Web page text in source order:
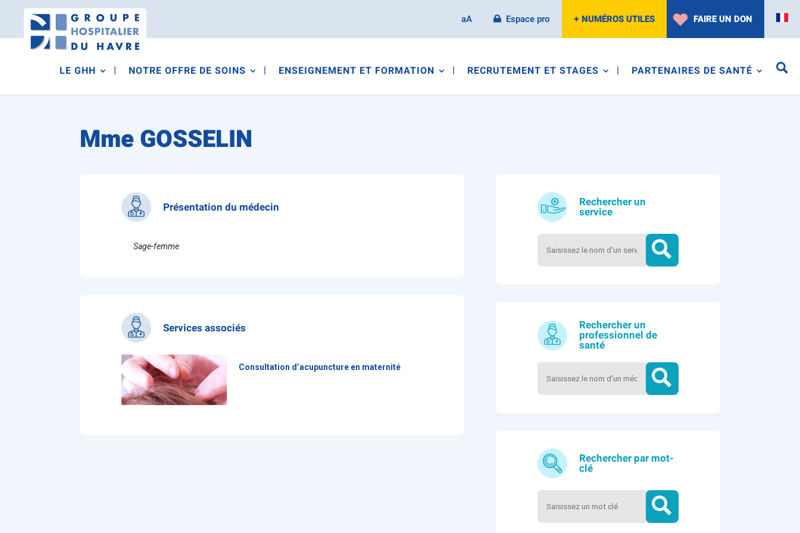
aA Espace pro + NUMÉROS UTILES FAIRE UN DON
LE GHH NOTRE OFFRE DE SOINS ENSEIGNEMENT ET FORMATION RECRUTEMENT ET STAGES PARTENAIRES DE SANTÉ
Mme GOSSELIN
Présentation du médecin
Sage-femme
Services associés
Consultation d’acupuncture en maternité
Rechercher un
service
Rechercher un
professionnel de
santé
Rechercher par mot-
clé